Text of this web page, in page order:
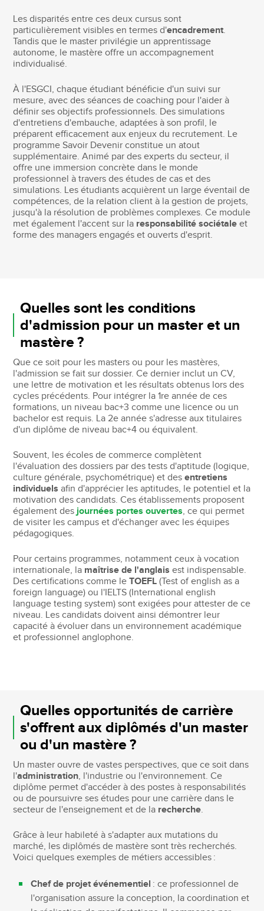
Les disparités entre ces deux cursus sont
particulièrement visibles en termes d'encadrement.
Tandis que le master privilégie un apprentissage
autonome, le mastère offre un accompagnement
individualisé.
À l'ESGCI, chaque étudiant bénéficie d'un suivi sur
mesure, avec des séances de coaching pour l'aider à
définir ses objectifs professionnels. Des simulations
d'entretiens d'embauche, adaptées à son profil, le
préparent efficacement aux enjeux du recrutement. Le
programme Savoir Devenir constitue un atout
supplémentaire. Animé par des experts du secteur, il
offre une immersion concrète dans le monde
professionnel à travers des études de cas et des
simulations. Les étudiants acquièrent un large éventail de
compétences, de la relation client à la gestion de projets,
jusqu'à la résolution de problèmes complexes. Ce module
met également l'accent sur la responsabilité sociétale et
forme des managers engagés et ouverts d'esprit.
Quelles sont les conditions
d'admission pour un master et un
mastère ?
Que ce soit pour les masters ou pour les mastères,
l'admission se fait sur dossier. Ce dernier inclut un CV,
une lettre de motivation et les résultats obtenus lors des
cycles précédents. Pour intégrer la 1re année de ces
formations, un niveau bac+3 comme une licence ou un
bachelor est requis. La 2e année s'adresse aux titulaires
d'un diplôme de niveau bac+4 ou équivalent.
Souvent, les écoles de commerce complètent
l'évaluation des dossiers par des tests d'aptitude (logique,
culture générale, psychométrique) et desentretiens
individuels afin d'apprécier les aptitudes, le potentiel et la
motivation des candidats. Ces établissements proposent
également desjournées portes ouvertes, ce qui permet
de visiter les campus et d'échanger avec les équipes
pédagogiques.
Pour certains programmes, notamment ceux à vocation
internationale, la maîtrise de l'anglais est indispensable.
Des certifications comme leTOEFL (Test of english as a
foreign language) ou l'IELTS (International english
language testing system) sont exigées pour attester de ce
niveau. Les candidats doivent ainsi démontrer leur
capacité à évoluer dans un environnement académique
et professionnel anglophone.
Quelles opportunités de carrière
s'offrent aux diplômés d'un master
ou d'un mastère ?
Un master ouvre de vastes perspectives, que ce soit dans
l'administration, l'industrie ou l'environnement. Ce
diplôme permet d'accéder à des postes à responsabilités
ou de poursuivre ses études pour une carrière dans le
secteur de l'enseignement et de la recherche.
Grâce à leur habileté à s'adapter aux mutations du
marché, les diplômés de mastère sont très recherchés.
Voici quelques exemples de métiers accessibles :
Chef de projet événementiel : ce professionnel de
l'organisation assure la conception, la coordination et